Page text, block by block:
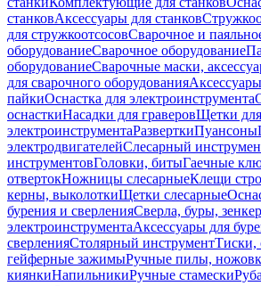
станковАксессуары для станков
для стружкоотсосовСварочное и
оборудованиеСварочное оборудование
оборудованиеСварочные маски,
для сварочного оборудования
пайкиОснастка для электроинструмента
оснасткиНасадки для граверовЩетки для
электроинструментаРазверткиПуансоны
электродвигателейСлесарный
инструментовГоловки, битыГаечные
отвертокНожницы слесарныеКлещи
керны, выколоткиЩетки слесарные
бурения и сверленияСверла, буры,
электроинструментаАксессуары для
сверленияСтолярный инструментТиски,
гейферные зажимыРучные пилы,
киянкиНапильникиРучные стамески